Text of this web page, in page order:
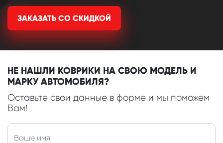
ЗАКАЗАТЬ СО СКИДКОЙ
НЕ НАШЛИ КОВРИКИ НА СВОЮ МОДЕЛЬ И
МАРКУ АВТОМОБИЛЯ?
Оставьте свои данные в форме и мы поможем
Вам!